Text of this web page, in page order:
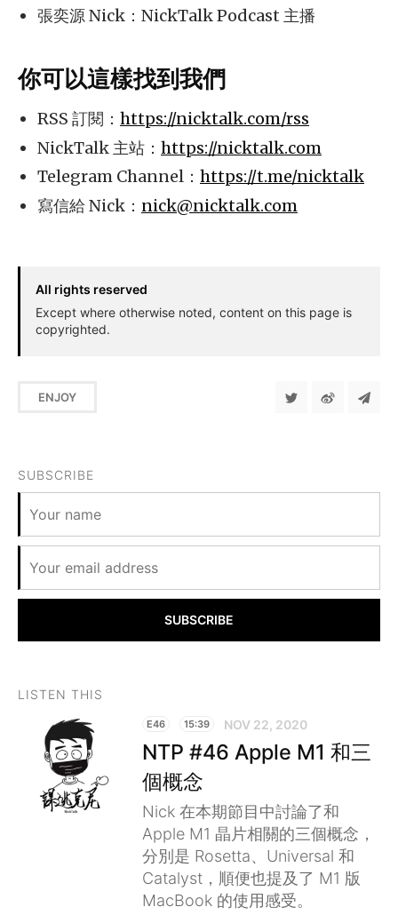
張奕源 Nick：NickTalk Podcast 主播
你可以這樣找到我們
RSS 訂閱： https://nicktalk.com/rss
NickTalk 主站： https://nicktalk.com
Telegram Channel： https://t.me/nicktalk
寫信給 Nick： nick@nicktalk.com
All rights reserved
Except where otherwise noted, content on this page is
copyrighted.
ENJOY
SUBSCRIBE
SUBSCRIBE
LISTEN THIS
E46 15:39 NOV 22, 2020
NTP #46 Apple M1 和三
個概念
Nick 在本期節目中討論了和
Apple M1 晶片相關的三個概念，
分別是 Rosetta、Universal 和
Catalyst，順便也提及了 M1 版
MacBook 的使用感受。